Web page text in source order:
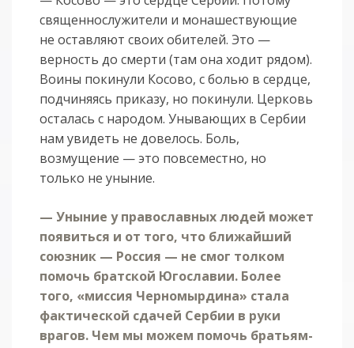
священнослужители и монашествующие
не оставляют своих обителей. Это —
верность до смерти (там она ходит рядом).
Воины покинули Косово, с болью в сердце,
подчиняясь приказу, но покинули. Церковь
осталась с народом. Унывающих в Сербии
нам увидеть не довелось. Боль,
возмущение — это повсеместно, но
только не уныние.
— Уныние у православных людей может
появиться и от того, что ближайший
союзник — Россия — не смог толком
помочь братской Югославии. Более
того, «миссия Черномырдина» стала
фактической сдачей Сербии в руки
врагов. Чем мы можем помочь братьям-